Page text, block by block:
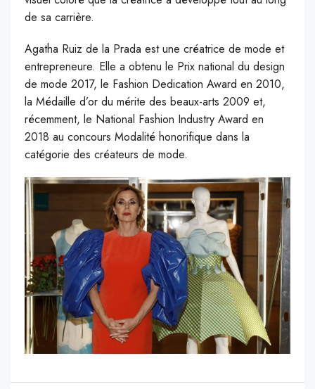
de sa carrière.
Agatha Ruiz de la Prada est une créatrice de mode et
entrepreneure. Elle a obtenu le Prix national du design
de mode 2017, le Fashion Dedication Award en 2010,
la Médaille d’or du mérite des beaux-arts 2009 et,
récemment, le National Fashion Industry Award en
2018 au concours Modalité honorifique dans la
catégorie des créateurs de mode.